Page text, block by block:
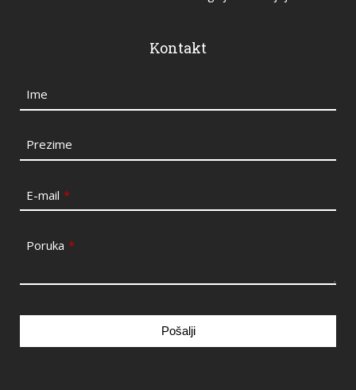
Kontakt
Ime
Prezime
E-mail *
Poruka *
Pošalji